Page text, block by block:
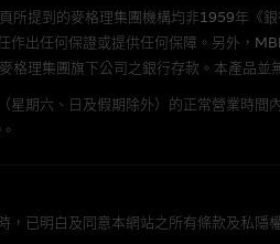
版權及商標
麥格理集團為本網站內容的版權
編、上載、連結、組幀、廣播、
公開利益
所提到的麥格理集團機構均非1959年《
作出任何保證或提供任何保障。另外，
格理集團旗下公司之銀行存款。本產品
星期六、日及假期除外）的正常營業時
，已明白及同意本網站之所有條款及私隱